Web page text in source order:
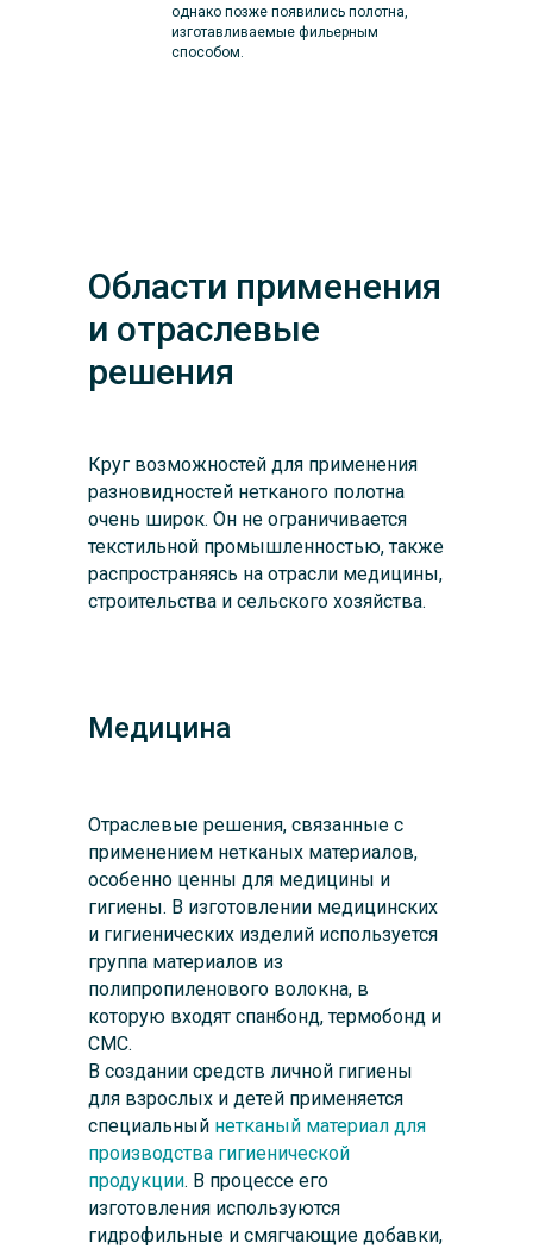
однако позже появились полотна,
изготавливаемые фильерным
способом.
Области применения
и отраслевые
решения
Круг возможностей для применения
разновидностей нетканого полотна
очень широк. Он не ограничивается
текстильной промышленностью, также
распространяясь на отрасли медицины,
строительства и сельского хозяйства.
Медицина
Отраслевые решения, связанные с
применением нетканых материалов,
особенно ценны для медицины и
гигиены. В изготовлении медицинских
и гигиенических изделий используется
группа материалов из
полипропиленового волокна, в
которую входят спанбонд, термобонд и
СМС.
В создании средств личной гигиены
для взрослых и детей применяется
специальный нетканый материал для
производства гигиенической
продукции. В процессе его
изготовления используются
гидрофильные и смягчающие добавки,